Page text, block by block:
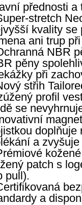
přednosti a
stretch
kvality se
ani trup
NBR
pěny
při
střih
profil
se
doplňuje
a
patch s
pull).
a